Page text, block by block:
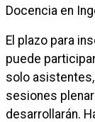
Docencia en
El plazo para
puede
solo
sesiones
desarrollarán.